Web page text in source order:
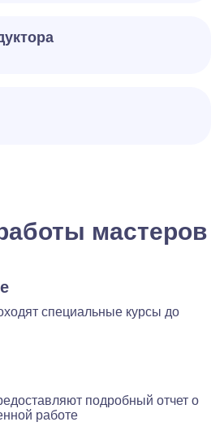
мастеров
специальные курсы до
подробный отчет о
работе